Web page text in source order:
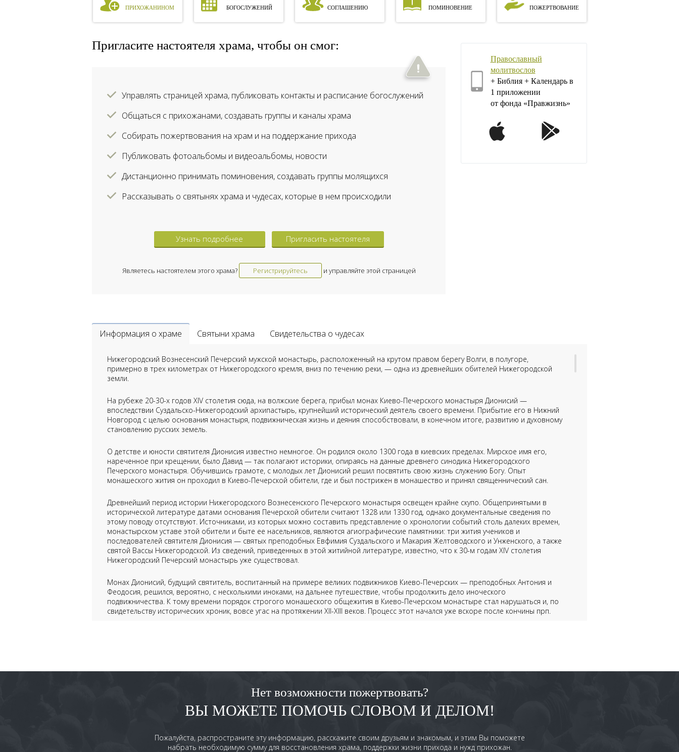
ПРИХОЖАНИНОМ
БОГОСЛУЖЕНИЙ
СОГЛАШЕНИЮ
ПОМИНОВЕНИЕ
ПОЖЕРТВОВАНИЕ
Пригласите настоятеля храма, чтобы он смог:
Управлять страницей храма, публиковать контакты и расписание богослужений
Общаться с прихожанами, создавать группы и каналы храма
Собирать пожертвования на храм и на поддержание прихода
Публиковать фотоальбомы и видеоальбомы, новости
Дистанционно принимать поминовения, создавать группы молящихся
Рассказывать о святынях храма и чудесах, которые в нем происходили
Узнать подробнее Пригласить настоятеля
Являетесь настоятелем этого храма? Регистрируйтесь и управляйте этой страницей
Православный
молитвослов
+ Библия + Календарь в
1 приложении
от фонда «Правжизнь»
Информация о храме Святыни храма Свидетельства о чудесах
Нижегородский Вознесенский Печерский мужской монастырь, расположенный на крутом правом берегу Волги, в полугоре,
примерно в трех километрах от Нижегородского кремля, вниз по течению реки, — одна из древнейших обителей Нижегородской
земли.
На рубеже 20-30-х годов XIV столетия сюда, на волжские берега, прибыл монах Киево-Печерского монастыря Дионисий —
впоследствии Суздальско-Нижегородский архипастырь, крупнейший исторический деятель своего времени. Прибытие его в Нижний
Новгород с целью основания монастыря, подвижническая жизнь и деяния способствовали, в конечном итоге, развитию и духовному
становлению русских земель.
О детстве и юности святителя Дионисия известно немногое. Он родился около 1300 года в киевских пределах. Мирское имя его,
нареченное при крещении, было Давид — так полагают историки, опираясь на данные древнего синодика Нижегородского
Печерского монастыря. Обучившись грамоте, с молодых лет Дионисий решил посвятить свою жизнь служению Богу. Опыт
монашеского жития он проходил в Киево-Печерской обители, где и был пострижен в монашество и принял священнический сан.
Древнейший период истории Нижегородского Вознесенского Печерского монастыря освещен крайне скупо. Общепринятыми в
исторической литературе датами основания Печерской обители считают 1328 или 1330 год, однако документальные сведения по
этому поводу отсутствуют. Источниками, из которых можно составить представление о хронологии событий столь далеких времен,
монастырском уставе этой обители и быте ее насельников, являются агиографические памятники: три жития учеников и
последователей святителя Дионисия — святых преподобных Евфимия Суздальского и Макария Желтоводского и Унженского, а также
святой Вассы Нижегородской. Из сведений, приведенных в этой житийной литературе, известно, что к 30-м годам XIV столетия
Нижегородский Печерский монастырь уже существовал.
Монах Дионисий, будущий святитель, воспитанный на примере великих подвижников Киево-Печерских — преподобных Антония и
Феодосия, решился, вероятно, с несколькими иноками, на дальнее путешествие, чтобы продолжить дело иноческого
подвижничества. К тому времени порядок строгого монашеского общежития в Киево-Печерском монастыре стал нарушаться и, по
свидетельству исторических хроник, вовсе угас на протяжении XII-XIII веков. Процесс этот начался уже вскоре после кончины прп.
главной святыней не только нового Нижегородского Печерского монастыря, но и на сотни лет — святыней Нижнего Новгорода.
культурной жизни Поволжья и всего Русского государства.
На крутом берегу Волги, в плотных известняковых породах склона будущий игумен Дионисий, по примеру древних насельников
брезе Волги, Дионисий в Нижнем Новеграде ископа пещеру, идеже трудолюбиво подвизася, и монастырь честен состави, зовомый
Печерский монастырь», — повествует Степенная книга. Молва о подвижнике быстро распространилась по окрестностям, и вскоре к
Нет возможности пожертвовать?
ВЫ МОЖЕТЕ ПОМОЧЬ СЛОВОМ И ДЕЛОМ!
Пожалуйста, распространите эту информацию, расскажите своим друзьям и знакомым, и этим Вы поможете
набрать необходимую сумму для восстановления храма, поддержки жизни прихода и нужд прихожан.